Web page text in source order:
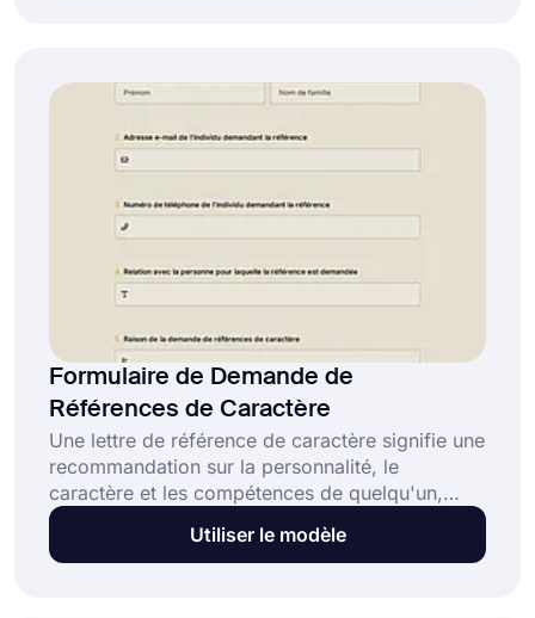
fonctionnalités intelligentes sans codage.
Cliquez sur le bouton "Utiliser le modèle".
Formulaire de Demande de
Références de Caractère
Une lettre de référence de caractère signifie une
recommandation sur la personnalité, le
caractère et les compétences de quelqu'un,
généralement rapportée par quelqu'un qui
connaît la personne en dehors de
Utiliser le modèle